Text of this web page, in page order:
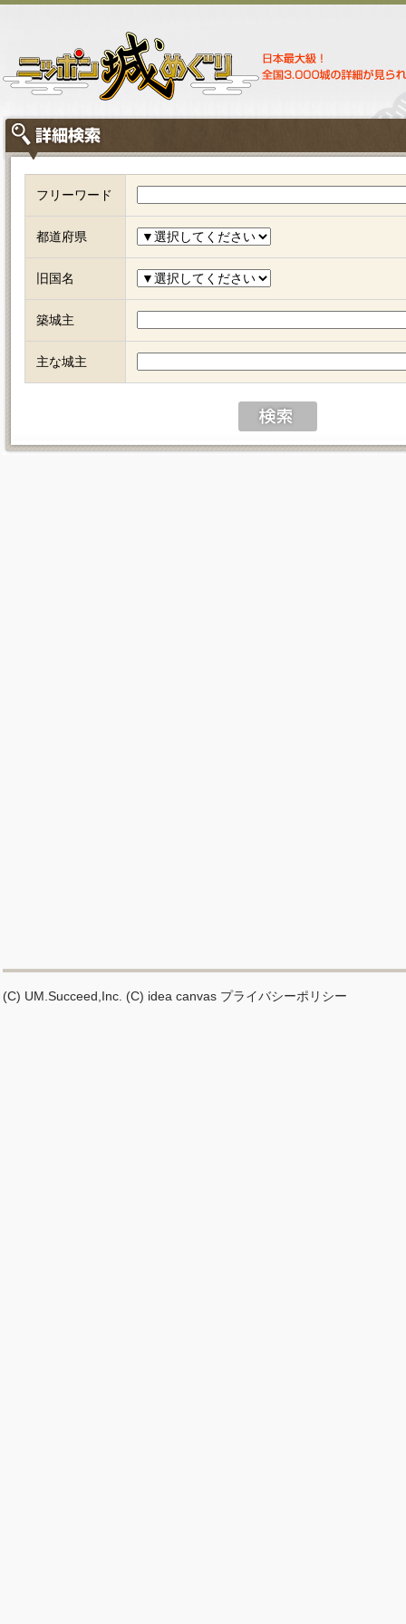
フリーワード
都道府県
旧国名
築城主
主な城主
(C) UM.Succeed,Inc. (C) idea canvas プライバシーポリシー